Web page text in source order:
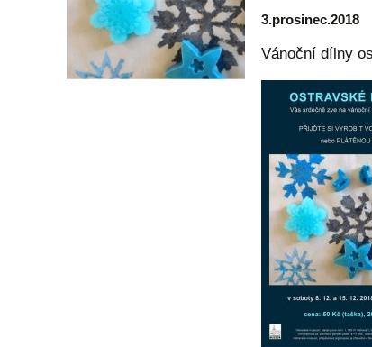
3.prosinec.2018
Vánoční dílny